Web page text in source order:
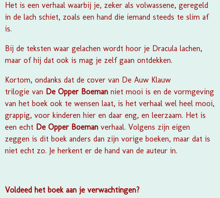
Het is een verhaal waarbij je, zeker als volwassene, geregeld
in de lach schiet, zoals een hand die iemand steeds te slim af
is.
Bij de teksten waar gelachen wordt hoor je Dracula lachen,
maar of hij dat ook is mag je zelf gaan ontdekken.
Kortom, ondanks dat de cover van De Auw Klauw
trilogie van De Opper Boeman niet mooi is en de vormgeving
van het boek ook te wensen laat, is het verhaal wel heel mooi,
grappig, voor kinderen hier en daar eng, en leerzaam. Het is
een echt De Opper Boeman verhaal. Volgens zijn eigen
zeggen is dit boek anders dan zijn vorige boeken, maar dat is
niet echt zo. Je herkent er de hand van de auteur in.
Voldeed het boek aan je verwachtingen?